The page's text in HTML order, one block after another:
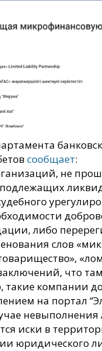
сообщает:
не
подлежащих
либо
слов
что
такие компании
на портал
невыполнения
иски в
юридического